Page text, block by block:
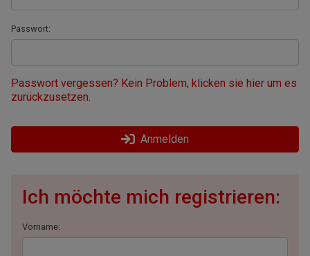
Passwort:
Passwort vergessen? Kein Problem, klicken sie hier um es
zurückzusetzen.
Anmelden
Ich möchte mich registrieren:
Vorname: